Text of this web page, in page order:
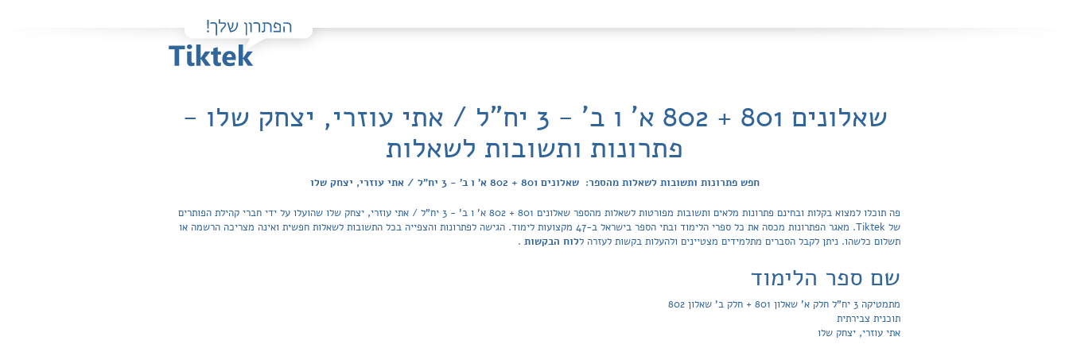
שאלונים 801 + 802 א' ו ב' - 3 יח"ל / אתי עוזרי, יצחק שלו -
פתרונות ותשובות לשאלות
חפש פתרונות ותשובות לשאלות מהספר: שאלונים 801 + 802 א' ו ב' - 3 יח"ל / אתי עוזרי, יצחק שלו
פה תוכלו למצוא בקלות ובחינם פתרונות מלאים ותשובות מפורטות לשאלות מהספר שאלונים 801 + 802 א' ו ב' - 3 יח"ל / אתי עוזרי, יצחק שלו שהועלו על ידי חברי קהילת הפותרים
של Tiktek. מאגר הפתרונות מכסה את כל ספרי הלימוד ובתי הספר בישראל ב-47 מקצועות לימוד. הגישה לפתרונות והצפייה בכל התשובות לשאלות חפשית ואינה מצריכה הרשמה או
תשלום כלשהו. ניתן לקבל הסברים מתלמידים מצטיינים ולהעלות בקשות לעזרה ללוח הבקשות .
שם ספר הלימוד
מתמטיקה 3 יח"ל חלק א' שאלון 801 + חלק ב' שאלון 802
תוכנית צבירתית
אתי עוזרי, יצחק שלו